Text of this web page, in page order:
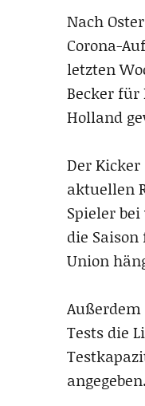
Nach
Corona-
letzten
Becker für
Holland
Der
aktuellen
Spieler
die
Union
Tests die
angegeben.